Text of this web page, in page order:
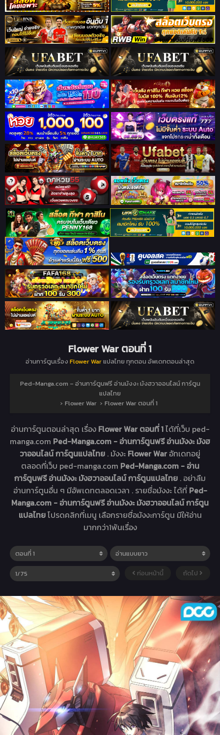
Flower War ตอนที่ 1
อ่านการ์ตูนเรื่อง Flower Warแปลไทย ทุกตอน อัพเดทตอนล่าสุด
Ped-Manga.com – อ่านการ์ตูนฟรี อ่านมังงะ มังฮวาออนไลน์ การ์ตูน
แปลไทย
› Flower War › Flower War ตอนที่ 1
อ่านการ์ตูนตอนล่าสุด เรื่อง Flower War ตอนที่ 1ได้ที่เว็บ ped-
manga.com Ped-Manga.com - อ่านการ์ตูนฟรี อ่านมังงะ มังฮ
วาออนไลน์ การ์ตูนแปลไทย . มังงะ Flower War อัทเดทอยู่
ตลอดที่เว็บ ped-manga.com Ped-Manga.com - อ่าน
การ์ตูนฟรี อ่านมังงะ มังฮวาออนไลน์ การ์ตูนแปลไทย . อย่าลืม
อ่านการ์ตูนอื่น ๆ มีอัพเดทตลอดเวลา . รายชื่อมังงะ ได้ที่ Ped-
Manga.com - อ่านการ์ตูนฟรี อ่านมังงะ มังฮวาออนไลน์ การ์ตูน
แปลไทยโปรดคลิกที่เมนู เลือกรายชื่อมังงะการ์ตูน มีให้อ่าน
มากกว่า1พันเรื่อง
ก่อนหน้านี้ ถัดไป